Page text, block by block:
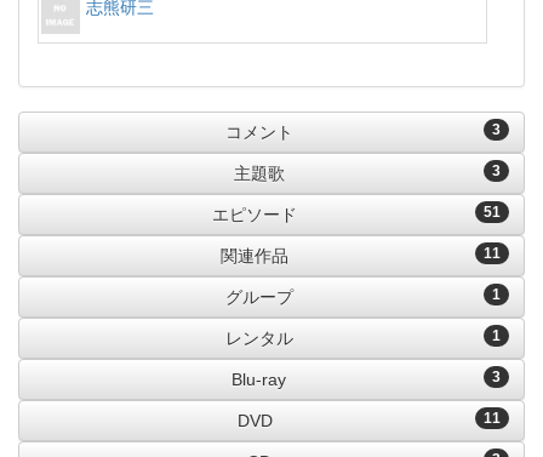
志熊研三
3
コメント
3
主題歌
51
エピソード
11
関連作品
1
グループ
1
レンタル
3
Blu-ray
11
DVD